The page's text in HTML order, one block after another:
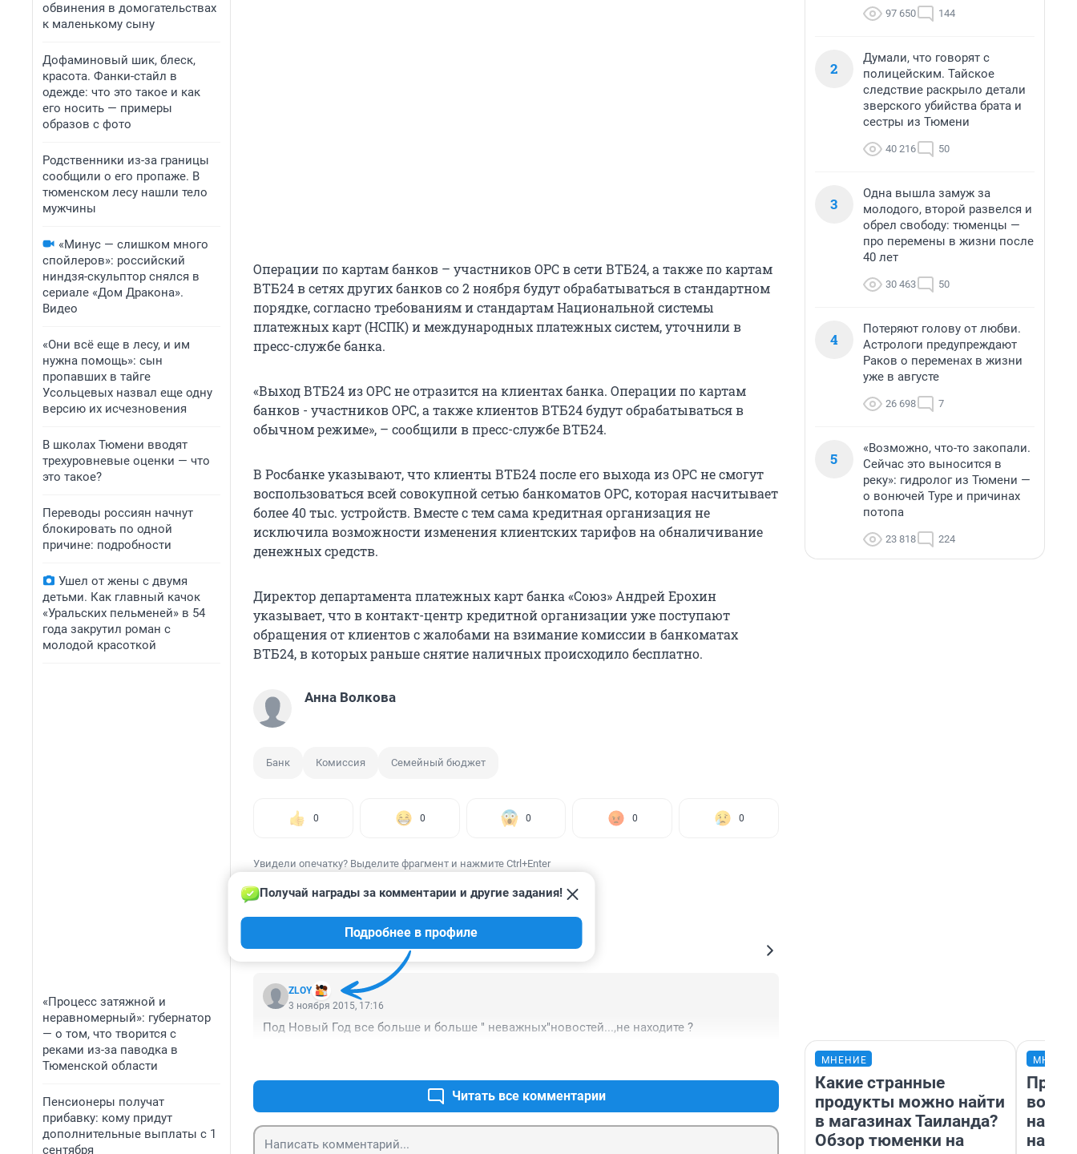
обвинения в домогательствах
к маленькому сыну
Дофаминовый шик, блеск,
красота. Фанки-стайл в
одежде: что это такое и как
его носить — примеры
образов с фото
Родственники из-за границы
сообщили о его пропаже. В
тюменском лесу нашли тело
мужчины
«Минус — слишком много
спойлеров»: российский
ниндзя-скульптор снялся в
сериале «Дом Дракона».
Видео
«Они всё еще в лесу, и им
нужна помощь»: сын
пропавших в тайге
Усольцевых назвал еще одну
версию их исчезновения
В школах Тюмени вводят
трехуровневые оценки — что
это такое?
Переводы россиян начнут
блокировать по одной
причине: подробности
Ушел от жены с двумя
детьми. Как главный качок
«Уральских пельменей» в 54
года закрутил роман с
молодой красоткой
«Процесс затяжной и
неравномерный»: губернатор
— о том, что творится с
реками из-за паводка в
Тюменской области
Пенсионеры получат
прибавку: кому придут
дополнительные выплаты с 1
сентября
Операции по картам банков – участников ОРС в сети ВТБ24, а также по картам
ВТБ24 в сетях других банков со 2 ноября будут обрабатываться в стандартном
порядке, согласно требованиям и стандартам Национальной системы
платежных карт (НСПК) и международных платежных систем, уточнили в
пресс-службе банка.
«Выход ВТБ24 из ОРС не отразится на клиентах банка. Операции по картам
банков - участников ОРС, а также клиентов ВТБ24 будут обрабатываться в
обычном режиме», – сообщили в пресс-службе ВТБ24.
В Росбанке указывают, что клиенты ВТБ24 после его выхода из ОРС не смогут
воспользоваться всей совокупной сетью банкоматов ОРС, которая насчитывает
более 40 тыс. устройств. Вместе с тем сама кредитная организация не
исключила возможности изменения клиентских тарифов на обналичивание
денежных средств.
Директор департамента платежных карт банка «Союз» Андрей Ерохин
указывает, что в контакт-центр кредитной организации уже поступают
обращения от клиентов с жалобами на взимание комиссии в банкоматах
ВТБ24, в которых раньше снятие наличных происходило бесплатно.
Анна Волкова
Банк Комиссия Семейный бюджет
0 0 0 0 0
Увидели опечатку? Выделите фрагмент и нажмите Ctrl+Enter
КОММЕНТАРИИ 1
ZLOY
Получай награды за комментарии и другие задания!
Подробнее в профиле
3 ноября 2015, 17:16
Под Новый Год все больше и больше " неважных"новостей...,не находите ?
Читать все комментарии
97 650 144
2
Думали, что говорят с
полицейским. Тайское
следствие раскрыло детали
зверского убийства брата и
сестры из Тюмени
40 216 50
3
Одна вышла замуж за
молодого, второй развелся и
обрел свободу: тюменцы —
про перемены в жизни после
40 лет
30 463 50
4
Потеряют голову от любви.
Астрологи предупреждают
Раков о переменах в жизни
уже в августе
26 698 7
5
«Возможно, что-то закопали.
Сейчас это выносится в
реку»: гидролог из Тюмени —
о вонючей Туре и причинах
потопа
23 818 224
МНЕНИЕ
Какие странные
продукты можно найти
в магазинах Таиланда?
Обзор тюменки на
нам